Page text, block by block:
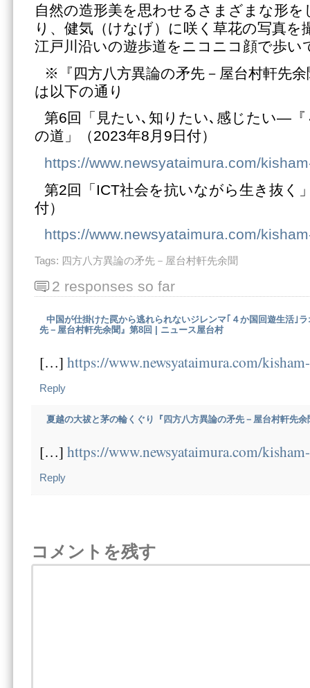
自然の造形美を思わせるさまざまな形
り、健気（けなげ）に咲く草花の写真を
江戸川沿いの遊歩道をニコニコ顔で歩い
※『四方八方異論の矛先－屋台村軒先
は以下の通り
第6回「見たい､知りたい､感じたい―『
の道」（2023年8月9日付）
https://www.newsyataimura.com/
第2回「ICT社会を抗いながら生き抜く
付）
https://www.newsyataimura.com/
Tags: 四方八方異論の矛先－屋台村軒先余聞
2 responses so far
中国が仕掛けた罠から逃れられないジレンマ｢４か国回遊生活｣
先－屋台村軒先余聞』第8回 | ニュース屋台村
[…]https://www.newsyataimura.com/
Reply
夏越の大祓と茅の輪くぐり『四方八方異論の矛先－屋台村軒先
[…]https://www.newsyataimura.com/
Reply
コメントを残す